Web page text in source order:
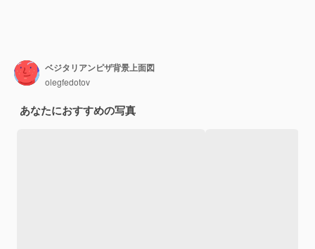
ベジタリアンピザ背景上面図
olegfedotov
あなたにおすすめの写真